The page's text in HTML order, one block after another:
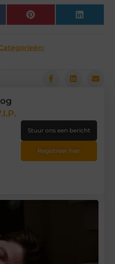
Pinterest LinkedIn
Stuur ons een bericht
Registreer hier